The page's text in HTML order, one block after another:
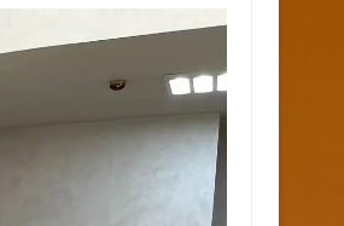
الملك يتلقى